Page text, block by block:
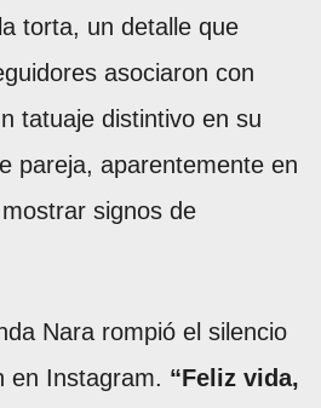
torta, un detalle que
asociaron con
tatuaje distintivo en su
pareja, aparentemente en
signos de
Nara rompió el silencio
en Instagram. “Feliz vida,